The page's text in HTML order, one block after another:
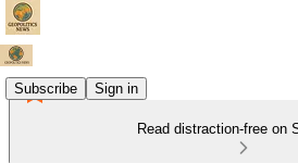
Subscribe Sign in
Read distraction-free on